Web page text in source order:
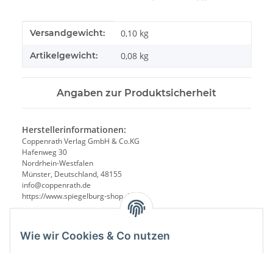
Wie wir Cookies & Co nutzen
Produkteigenschaft
Wert
Versandgewicht: 0,10 kg
Artikelgewicht: 0,08 kg
Angaben zur Produktsicherheit
Herstellerinformationen:
Coppenrath Verlag GmbH & Co.KG
Hafenweg 30
Nordrhein-Westfalen
Münster, Deutschland, 48155
info@coppenrath.de
https://www.spiegelburg-shop.de/